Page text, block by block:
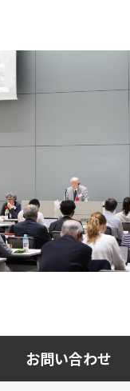
お問い合わせ